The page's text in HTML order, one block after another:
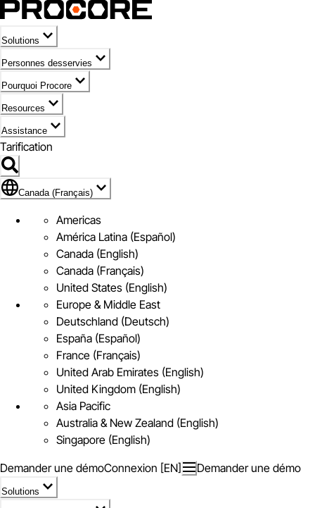
Solutions
Personnes desservies
Pourquoi Procore
Resources
Assistance
Tarification
Pavillon de Canada (Français)
Canada (Français)
Americas
América Latina (Español)
Canada (English)
Canada (Français)
United States (English)
Europe & Middle East
Deutschland (Deutsch)
España (Español)
France (Français)
United Arab Emirates (English)
United Kingdom (English)
Asia Pacific
Australia & New Zealand (English)
Singapore (English)
Demander une démoConnexion [EN] Demander une démo
Solutions